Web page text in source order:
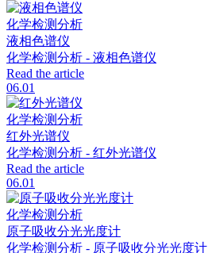
化学检测分析
液相色谱仪
化学检测分析 - 液相色谱仪
Read the article
06.01
化学检测分析
红外光谱仪
化学检测分析 - 红外光谱仪
Read the article
06.01
化学检测分析
原子吸收分光光度计
化学检测分析 - 原子吸收分光光度计